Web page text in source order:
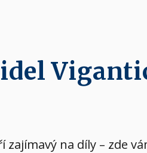
zajímavý na díly – zde